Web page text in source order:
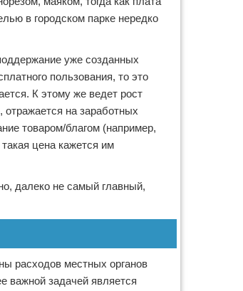
в городском парке нередко
уже созданных
пользования, то это
К этому же ведет рост
отражается на заработных
товаром/благом (например,
цена кажется им
далеко не самый главный,
расходов местных органов
важной задачей является